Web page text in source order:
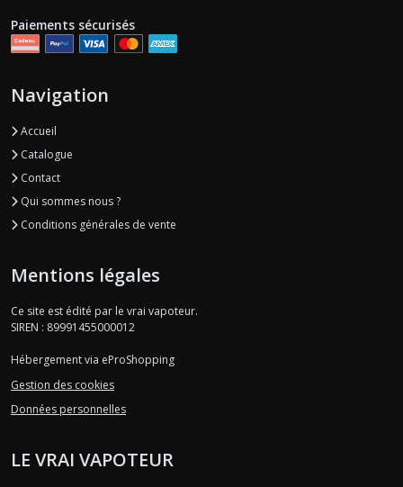
Paiements sécurisés
Navigation
Accueil
Catalogue
Contact
Qui sommes nous ?
Conditions générales de vente
Mentions légales
Ce site est édité par le vrai vapoteur.
SIREN : 89991455000012
Hébergement via eProShopping
Gestion des cookies
Données personnelles
LE VRAI VAPOTEUR